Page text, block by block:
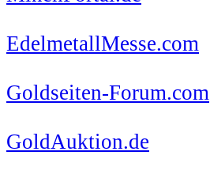
EdelmetallMesse.com
Goldseiten-Forum.com
GoldAuktion.de